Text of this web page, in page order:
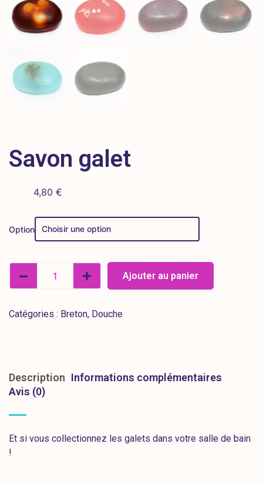
Savon galet
4,80 €
Option
Ajouter au panier
Catégories : Breton, Douche
Description Informations complémentaires
Avis (0)
Et si vous collectionnez les galets dans votre salle de bain
!